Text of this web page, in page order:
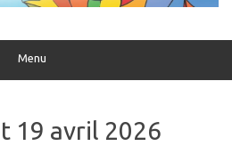
Menu
19 avril 2026